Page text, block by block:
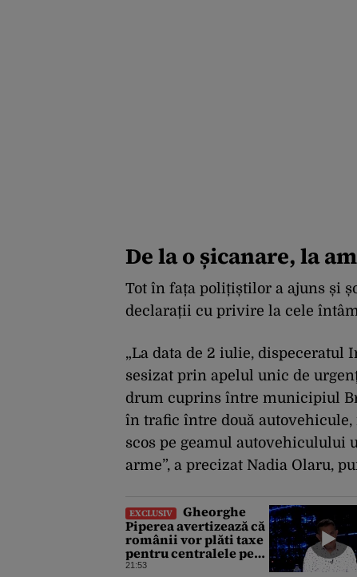
De la o șicanare, la
Tot în fața polițiștilor a ajuns și
declarații cu privire la cele
„La data de 2 iulie, dispeceratul
sesizat prin apelul unic de
drum cuprins între municipiul
în trafic între două
scos pe geamul autovehiculului
arme”, a precizat Nadia Olaru,
EXCLUSIV
Gheorghe
Piperea avertizează că
românii vor plăti taxe
pentru centralele pe
gaz și sobe sub formă
21:53